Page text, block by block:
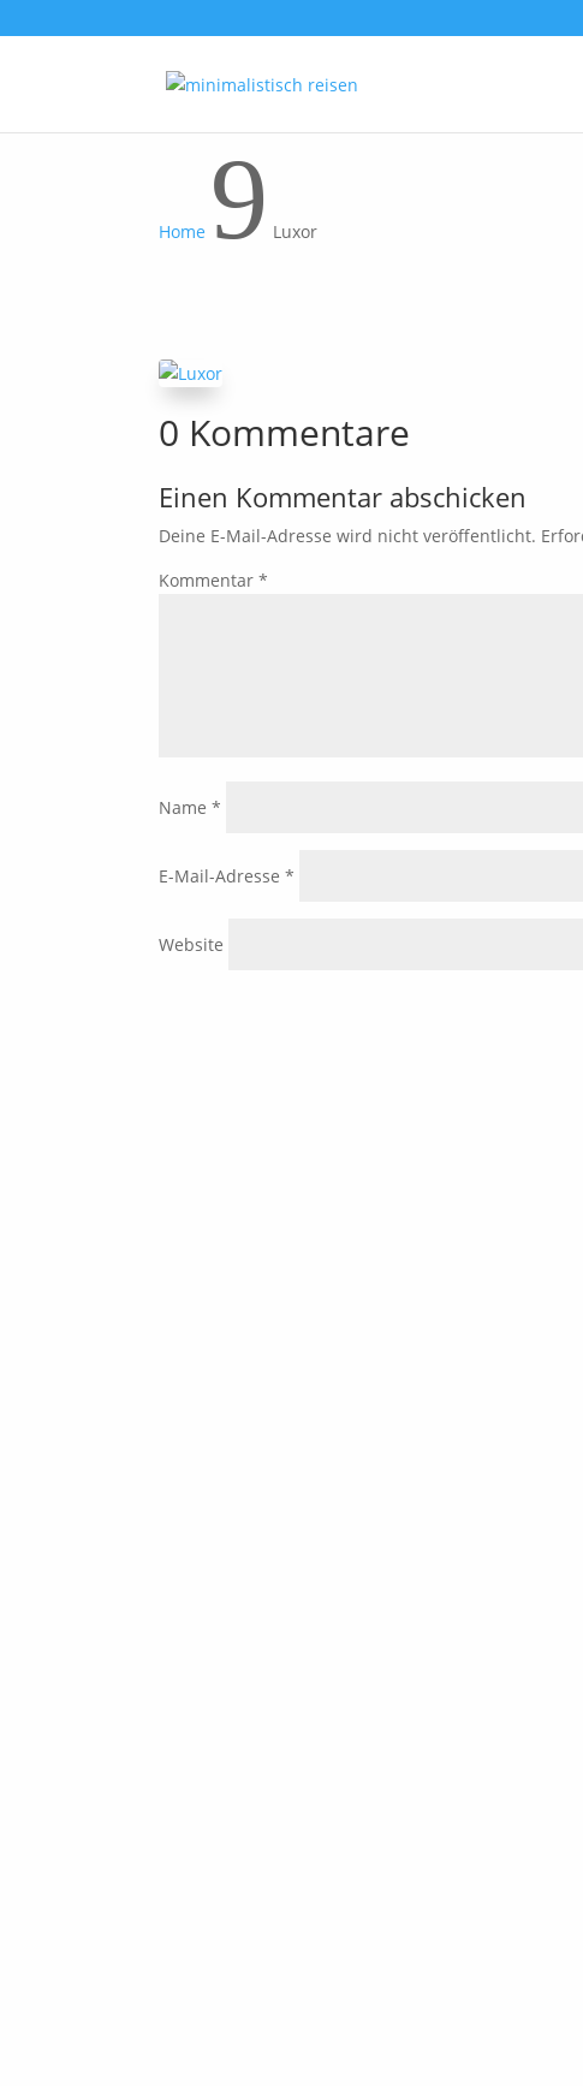
Home 9 Luxor
0 Kommentare
Einen Kommentar abschicken
Deine E-Mail-Adresse wird nicht veröffentlicht.
Kommentar *
Name *
E-Mail-Adresse *
Website